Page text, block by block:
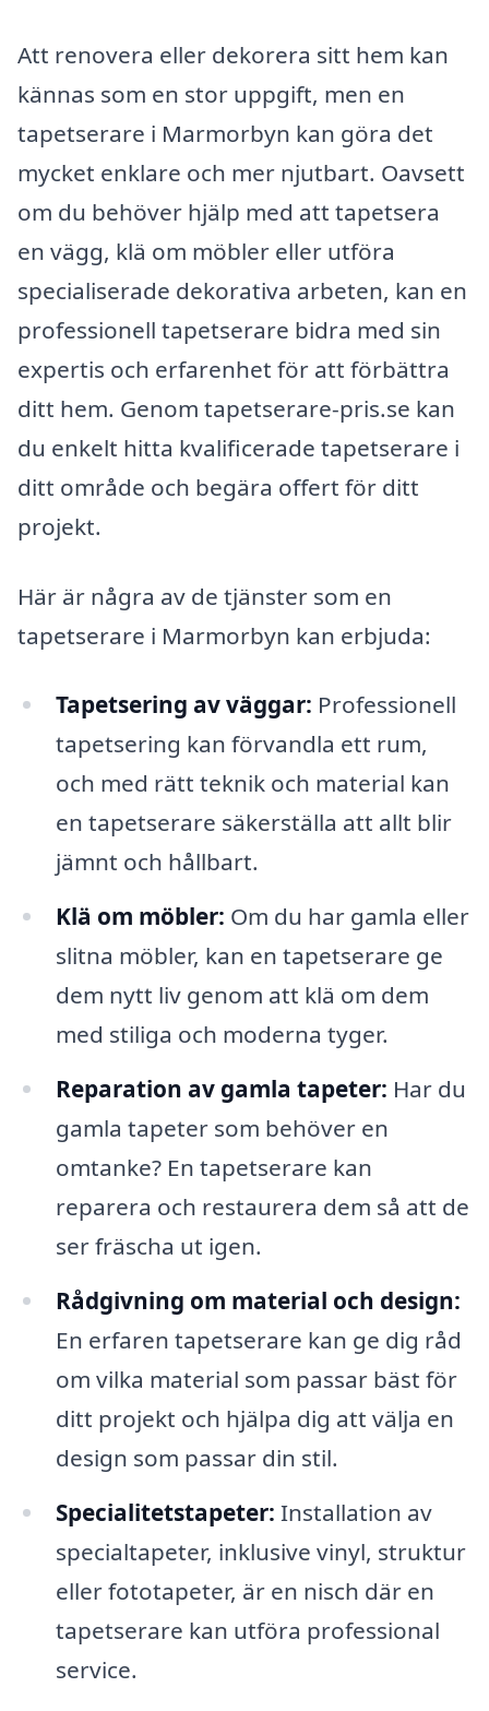
Att renovera eller dekorera sitt hem kan
kännas som en stor uppgift, men en
tapetserare i Marmorbyn kan göra det
mycket enklare och mer njutbart. Oavsett
om du behöver hjälp med att tapetsera
en vägg, klä om möbler eller utföra
specialiserade dekorativa arbeten, kan en
professionell tapetserare bidra med sin
expertis och erfarenhet för att förbättra
ditt hem. Genom tapetserare-pris.se kan
du enkelt hitta kvalificerade tapetserare i
ditt område och begära offert för ditt
projekt.
Här är några av de tjänster som en
tapetserare i Marmorbyn kan erbjuda:
Tapetsering av väggar: Professionell
tapetsering kan förvandla ett rum,
och med rätt teknik och material kan
en tapetserare säkerställa att allt blir
jämnt och hållbart.
Klä om möbler: Om du har gamla eller
slitna möbler, kan en tapetserare ge
dem nytt liv genom att klä om dem
med stiliga och moderna tyger.
Reparation av gamla tapeter: Har du
gamla tapeter som behöver en
omtanke? En tapetserare kan
reparera och restaurera dem så att de
ser fräscha ut igen.
Rådgivning om material och design:
En erfaren tapetserare kan ge dig råd
om vilka material som passar bäst för
ditt projekt och hjälpa dig att välja en
design som passar din stil.
Specialitetstapeter: Installation av
specialtapeter, inklusive vinyl, struktur
eller fototapeter, är en nisch där en
tapetserare kan utföra professional
service.